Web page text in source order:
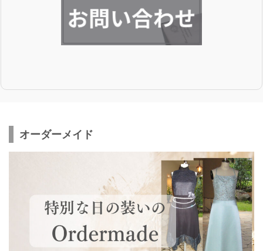
オーダーメイド